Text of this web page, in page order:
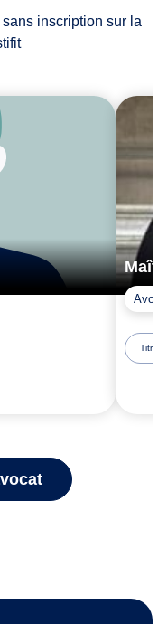
inscription sur la
Titre